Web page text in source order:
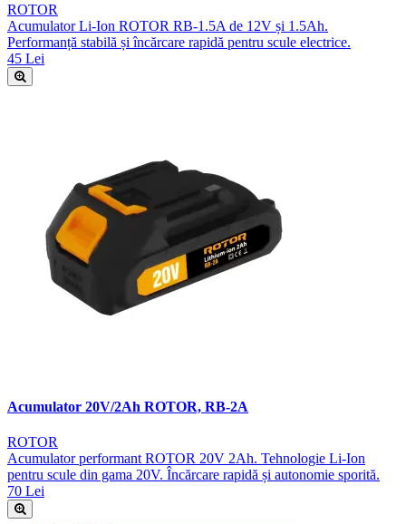
ROTOR
Acumulator Li-Ion ROTOR RB-1.5A de 12V și 1.5Ah.
Performanță stabilă și încărcare rapidă pentru scule electrice.
45 Lei
Acumulator 20V/2Ah ROTOR, RB-2A
ROTOR
Acumulator performant ROTOR 20V 2Ah. Tehnologie Li-Ion
pentru scule din gama 20V. Încărcare rapidă și autonomie sporită.
70 Lei